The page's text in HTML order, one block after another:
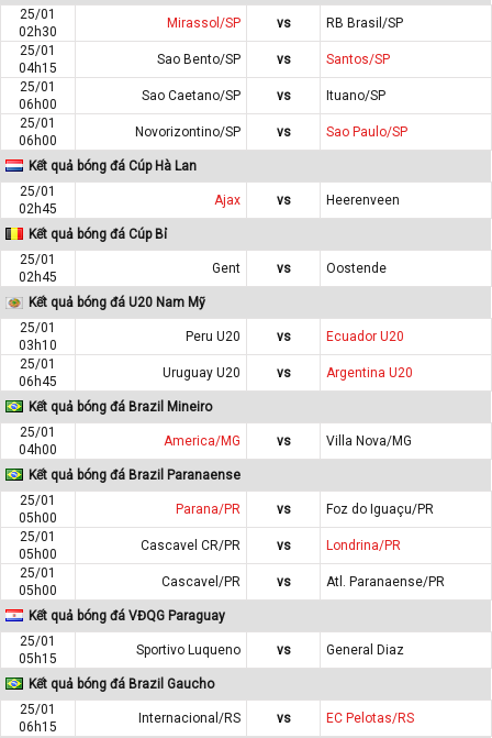
25/01
02h30
Mirassol/SP vs
RB Brasil/SP
25/01
04h15
Sao Bento/SP vs
Santos/SP
25/01
06h00
Sao Caetano/SP vs
Ituano/SP
25/01
06h00
Novorizontino/SP vs Sao Paulo/SP
Kết quả bóng đá Cúp Hà Lan
25/01
02h45
Ajax vs Heerenveen
Kết quả bóng đá Cúp Bỉ
25/01
02h45
Gent vs Oostende
Kết quả bóng đá U20 Nam Mỹ
25/01
03h10
Peru U20 vs
Ecuador U20
25/01
06h45
Uruguay U20 vs Argentina U20
Kết quả bóng đá Brazil Mineiro
25/01
04h00
America/MG vs Villa Nova/MG
Kết quả bóng đá Brazil Paranaense
25/01
05h00
Parana/PR vs
Foz do Iguaçu/PR
25/01
05h00
Cascavel CR/PR vs
Londrina/PR
25/01
05h00
Cascavel/PR vs Atl. Paranaense/PR
Kết quả bóng đá VĐQG Paraguay
25/01
05h15
Sportivo Luqueno vs General Diaz
Kết quả bóng đá Brazil Gaucho
25/01
06h15
Internacional/RS vs EC Pelotas/RS